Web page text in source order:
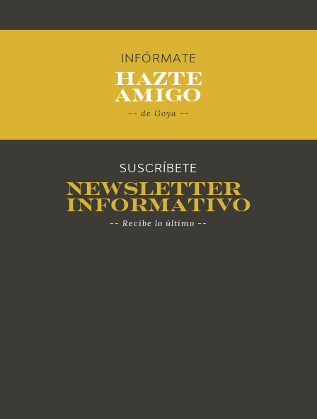
INFÓRMATE
Hazte
Amigo
-- de Goya --
SUSCRÍBETE
Newsletter
Informativo
-- Recibe lo último --